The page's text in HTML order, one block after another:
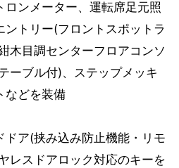
ロンメーター、運転席足元照
トリー(フロントスポットラ
木目調センターフロアコンソ
ーブル付)、ステップメッキ
などを装備
ドア(挟み込み防止機能・リモ
レスドアロック対応のキーを